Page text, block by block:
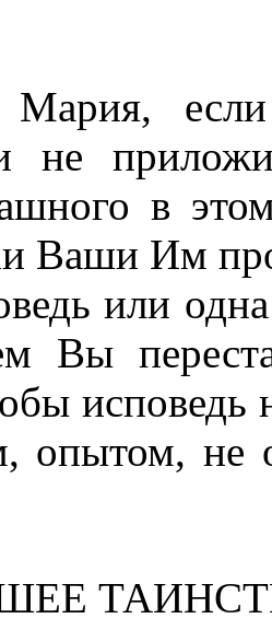
Мария,
не
в
Ваши Им
или
Вы
исповедь
опытом, не